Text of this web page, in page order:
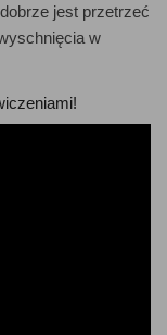
jest przetrzeć
w